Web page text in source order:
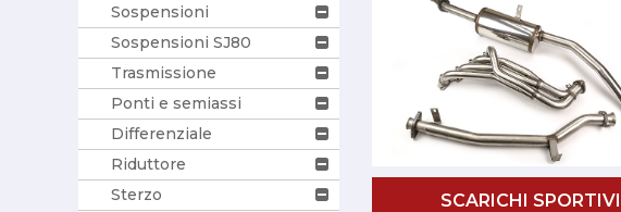
Sospensioni
Sospensioni SJ80
Trasmissione
Ponti e semiassi
Differenziale
Riduttore
Sterzo
SCARICHI SPORTIVI